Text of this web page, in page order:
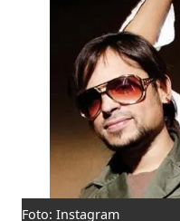
Foto: Instagram